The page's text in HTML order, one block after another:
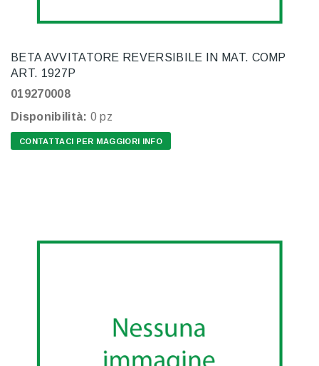
BETA AVVITATORE REVERSIBILE IN MAT. COMP
ART. 1927P
019270008
Disponibilità: 0 pz
CONTATTACI PER MAGGIORI INFO